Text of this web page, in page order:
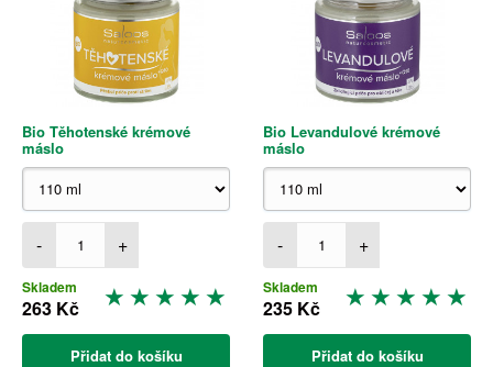
Bio Těhotenské krémové
máslo
- +
Skladem
263 Kč
Přidat do košíku
Bio Levandulové krémové
máslo
- +
Skladem
235 Kč
Přidat do košíku